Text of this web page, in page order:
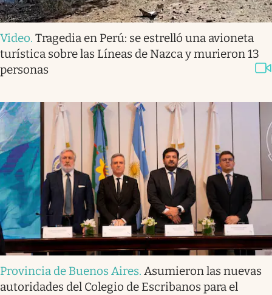
Video. Tragedia en Perú: se estrelló una avioneta
turística sobre las Líneas de Nazca y murieron 13
personas
Provincia de Buenos Aires. Asumieron las nuevas
autoridades del Colegio de Escribanos para el